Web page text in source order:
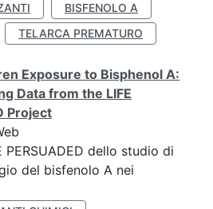
BISFENOLO A
TELARCA PREMATURO
Exposure to Bisphenol A:
Data from the LIFE
Project
PERSUADED dello studio di
del bisfenolo A nei